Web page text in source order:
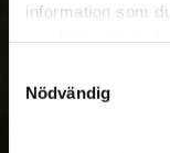
information som
Nödvändig
OM OSS
maskiner och